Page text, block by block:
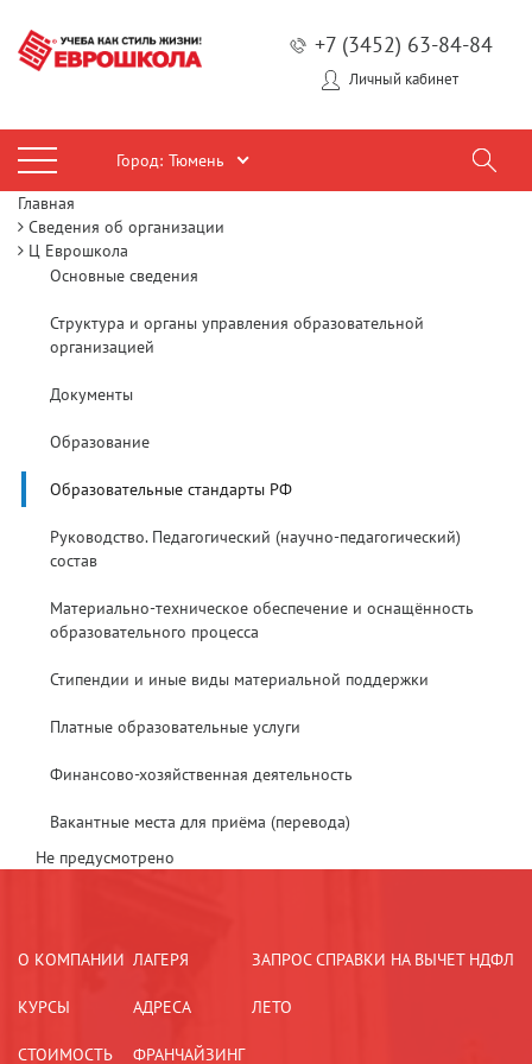
+7 (3452) 63-84-84
Личный кабинет
Город: Тюмень
Главная
Сведения об организации
Ц Еврошкола
Основные сведения
Структура и органы управления образовательной
организацией
Документы
Образование
Образовательные стандарты РФ
Руководство. Педагогический (научно-педагогический)
состав
Материально-техническое обеспечение и оснащённость
образовательного процесса
Стипендии и иные виды материальной поддержки
Платные образовательные услуги
Финансово-хозяйственная деятельность
Вакантные места для приёма (перевода)
Не предусмотрено
О КОМПАНИИ
КУРСЫ
СТОИМОСТЬ
ЛАГЕРЯ
АДРЕСА
ФРАНЧАЙЗИНГ
ЗАПРОС СПРАВКИ НА ВЫЧЕТ НДФЛ
ЛЕТО